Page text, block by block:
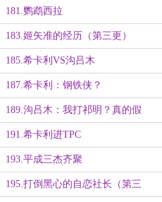
181.鹦鹉西拉
183.姬矢准的经历（第三更）
185.希卡利VS沟吕木
187.希卡利：钢铁侠？
189.沟吕木：我打祁明？真的假
的？（第三更）
191.希卡利进TPC
193.平成三杰齐聚
195.打倒黑心的自恋社长（第三